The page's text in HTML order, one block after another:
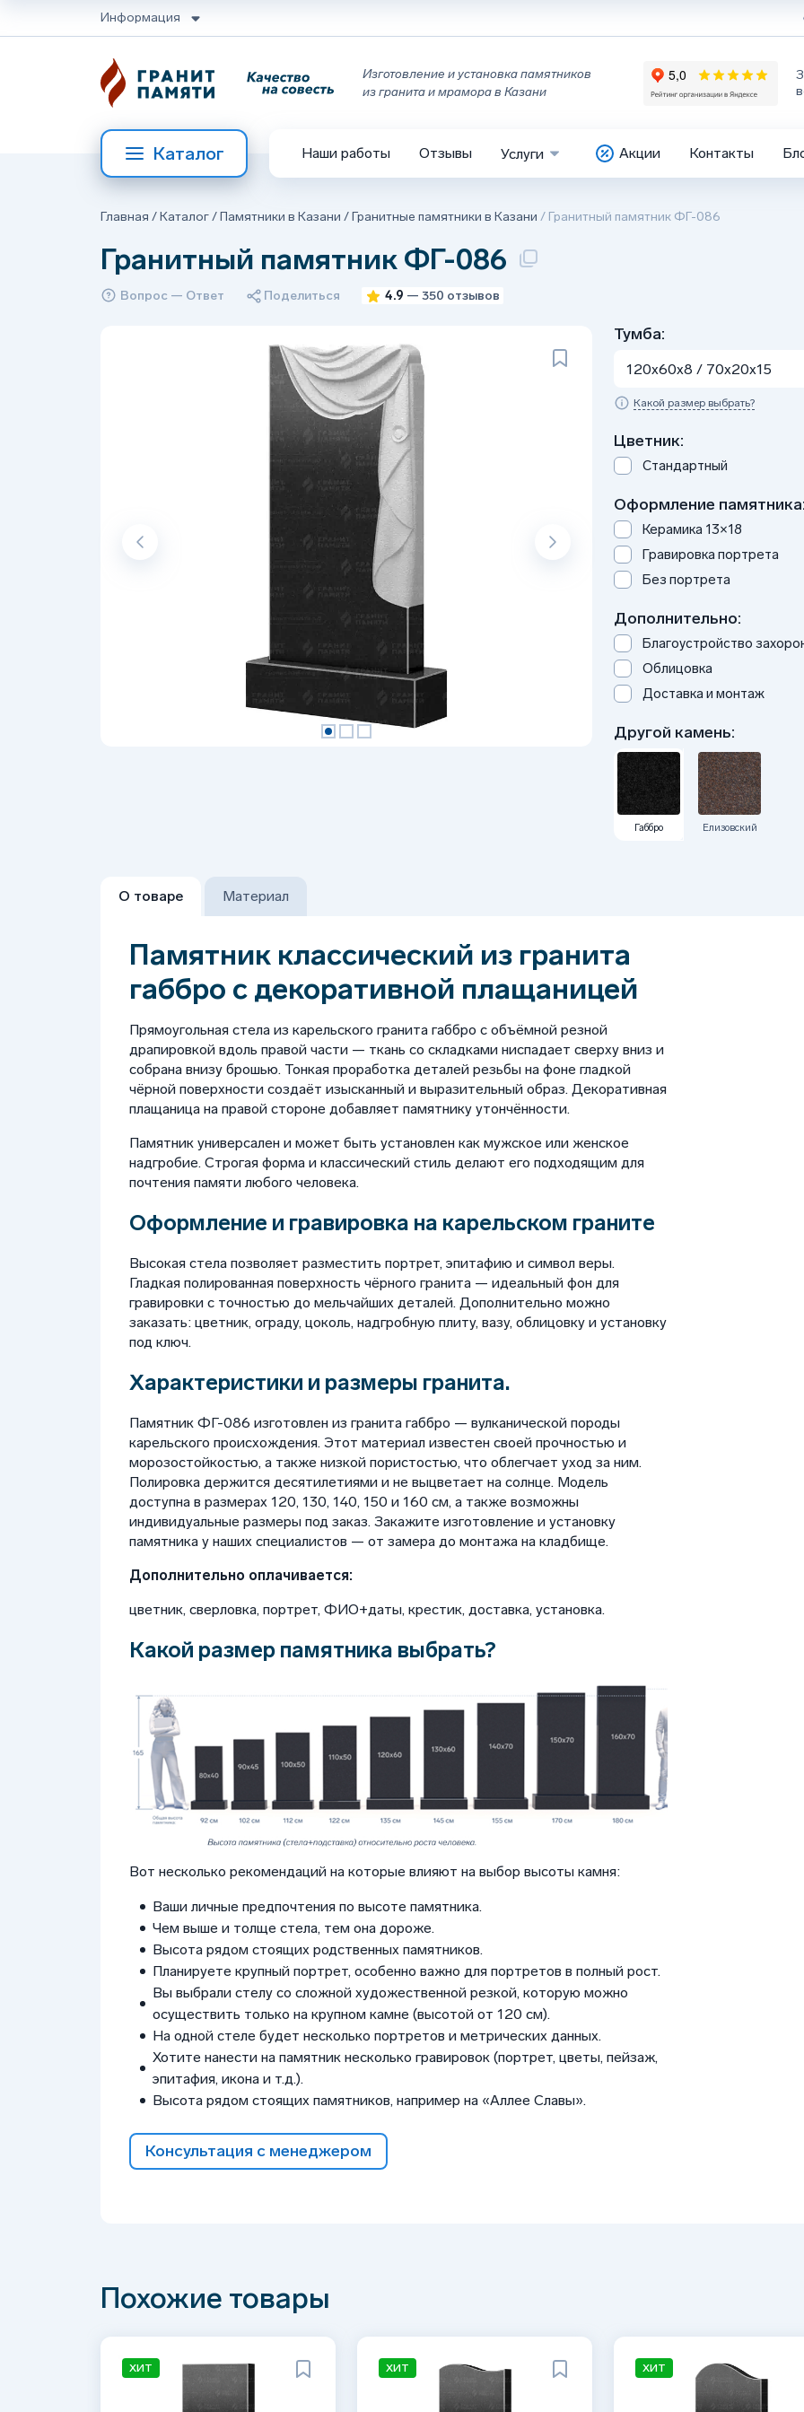
Информация
Изготовление и установка памятников
из гранита и мрамора в Казани
Каталог Наши работы Отзывы Услуги Акции Контакты
Главная /Каталог/Памятники в Казани /Гранитные памятники в Казани / Гранитный памятник ФГ-086
Гранитный памятник ФГ-086
Вопрос — Ответ Поделиться 4.9 — 350 отзывов
Тумба:
120x60x8 / 70x20x15
Какой размер выбрать?
Цветник:
Стандартный
Оформление
Керамика 13×18
Гравировка портрета
Без портрета
Дополнительно:
Благоустройство
Облицовка
Доставка и монтаж
Другой камень:
Габбро Елизовский
О товаре Материал
Памятник классический из гранита
габбро с декоративной плащаницей
Прямоугольная стела из карельского гранита габбро с объёмной резной
драпировкой вдоль правой части — ткань со складками ниспадает сверху вниз и
собрана внизу брошью. Тонкая проработка деталей резьбы на фоне гладкой
чёрной поверхности создаёт изысканный и выразительный образ. Декоративная
плащаница на правой стороне добавляет памятнику утончённости.
Памятник универсален и может быть установлен как мужское или женское
надгробие. Строгая форма и классический стиль делают его подходящим для
почтения памяти любого человека.
Оформление и гравировка на карельском граните
Высокая стела позволяет разместить портрет, эпитафию и символ веры.
Гладкая полированная поверхность чёрного гранита — идеальный фон для
гравировки с точностью до мельчайших деталей. Дополнительно можно
заказать: цветник, ограду, цоколь, надгробную плиту, вазу, облицовку и установку
под ключ.
Характеристики и размеры гранита.
Памятник ФГ-086 изготовлен из гранита габбро — вулканической породы
карельского происхождения. Этот материал известен своей прочностью и
морозостойкостью, а также низкой пористостью, что облегчает уход за ним.
Полировка держится десятилетиями и не выцветает на солнце. Модель
доступна в размерах 120, 130, 140, 150 и 160 см, а также возможны
индивидуальные размеры под заказ. Закажите изготовление и установку
памятника у наших специалистов — от замера до монтажа на кладбище.
Дополнительно оплачивается:
цветник, сверловка, портрет, ФИО+даты, крестик, доставка, установка.
Какой размер памятника выбрать?
Вот несколько рекомендаций на которые влияют на выбор высоты камня:
Ваши личные предпочтения по высоте памятника.
Чем выше и толще стела, тем она дороже.
Высота рядом стоящих родственных памятников.
Планируете крупный портрет, особенно важно для портретов в полный рост.
Вы выбрали стелу со сложной художественной резкой, которую можно
осуществить только на крупном камне (высотой от 120 см).
На одной стеле будет несколько портретов и метрических данных.
Хотите нанести на памятник несколько гравировок (портрет, цветы, пейзаж,
эпитафия, икона и т.д.).
Высота рядом стоящих памятников, например на «Аллее Славы».
Консультация с менеджером
Похожие товары
ХИТ ХИТ ХИТ